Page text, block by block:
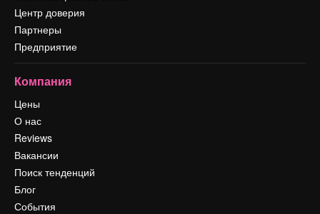
Центр доверия
Партнеры
Предприятие
Компания
Цены
О нас
Reviews
Вакансии
Поиск тенденций
Блог
События